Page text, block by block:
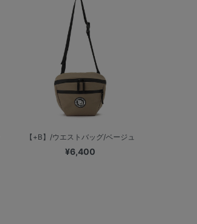
【+B】/ウエストバッグ/ベージュ
¥6,400